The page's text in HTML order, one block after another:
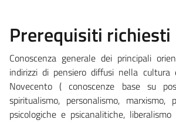
Prerequisiti richiesti
Conoscenza generale dei principali
indirizzi di pensiero diffusi nella
Novecento ( conoscenze base su
spiritualismo, personalismo, marxismo,
psicologiche e psicanalitiche,